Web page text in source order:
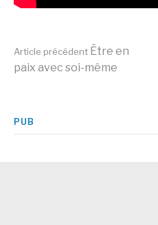
Lire
la
Article précédent Être en
paix avec soi-même
PUB